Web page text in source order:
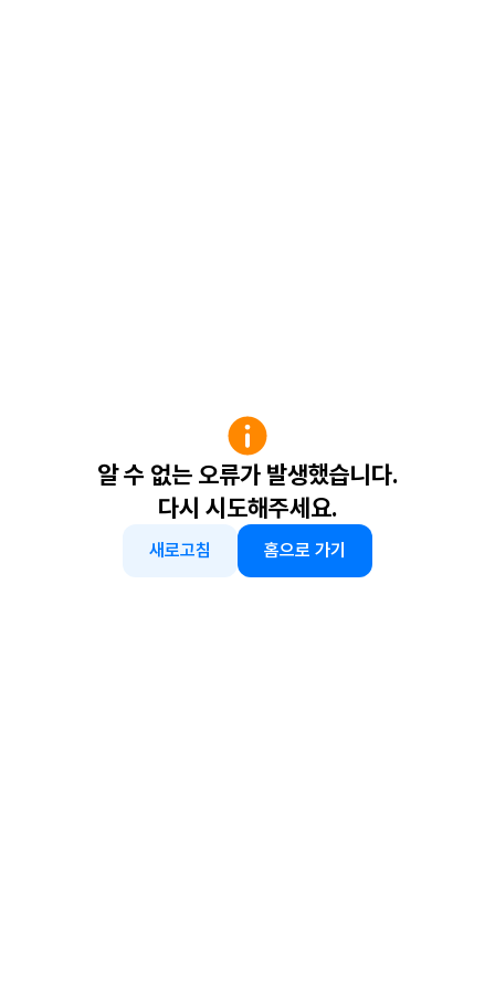
알 수 없는 오류가 발생했습니다.
다시 시도해주세요.
새로고침 홈으로 가기